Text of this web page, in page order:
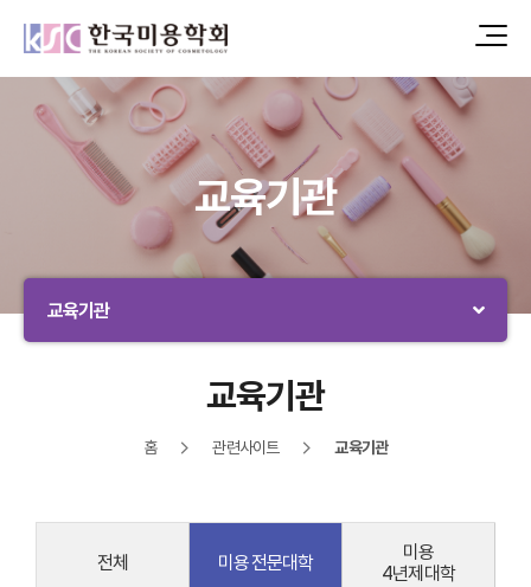
교육기관
교육기관
교육기관
홈 관련사이트 교육기관
전체 미용 전문대학
미용
4년제대학